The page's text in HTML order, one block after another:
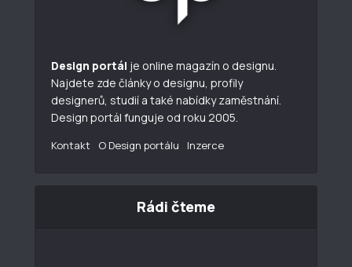
Design portál je online magazín o designu.
Najdete zde články o designu, profily
designerů, studií a také nabídky zaměstnání.
Design portál funguje od roku 2005.
Kontakt O Design portálu Inzerce
Rádi čteme